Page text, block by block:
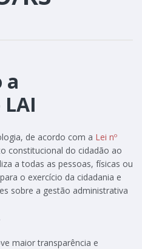
a
de acordo com a Lei nº
constitucional do cidadão ao
a todas as pessoas, físicas ou
o exercício da cidadania e
sobre a gestão administrativa
maior transparência e